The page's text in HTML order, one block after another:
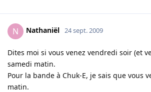
N Nathaniël 24 sept. 2009
Dites moi si vous venez vendredi soir (et
samedi matin.
Pour la bande à Chuk-E, je sais que vous
matin.